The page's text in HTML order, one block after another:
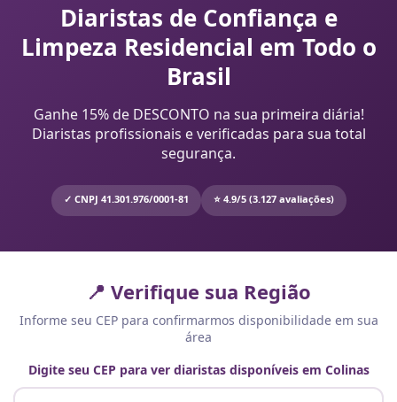
Diaristas de Confiança e
Limpeza Residencial em Todo o
Brasil
Ganhe 15% de DESCONTO na sua primeira diária!
Diaristas profissionais e verificadas para sua total
segurança.
✓ CNPJ 41.301.976/0001-81 ⭐ 4.9/5 (3.127 avaliações)
📍 Verifique sua Região
Informe seu CEP para confirmarmos disponibilidade em sua
área
Digite seu CEP para ver diaristas disponíveis em Colinas